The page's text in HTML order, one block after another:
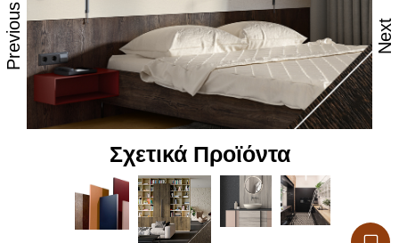
– Δυνατότητα εύκολου καθημερινού καθαρισμού
– Επιφάνεια απόλυτα υγιεινή
– Υψηλή αντοχή στον αποχρωματισμό και το
θάμπωμα
– Υψηλή αντοχή στα χημικά
– Υψηλή αισθητική, υφή και αφή
Previous Next
Σχετικά Προϊόντα